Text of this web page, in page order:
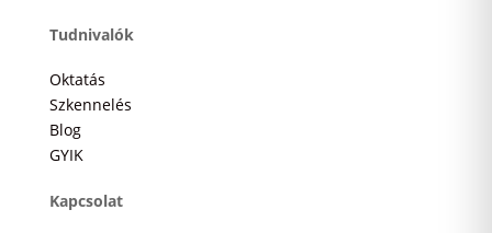
Tudnivalók
Oktatás
Szkennelés
Blog
GYIK
Kapcsolat